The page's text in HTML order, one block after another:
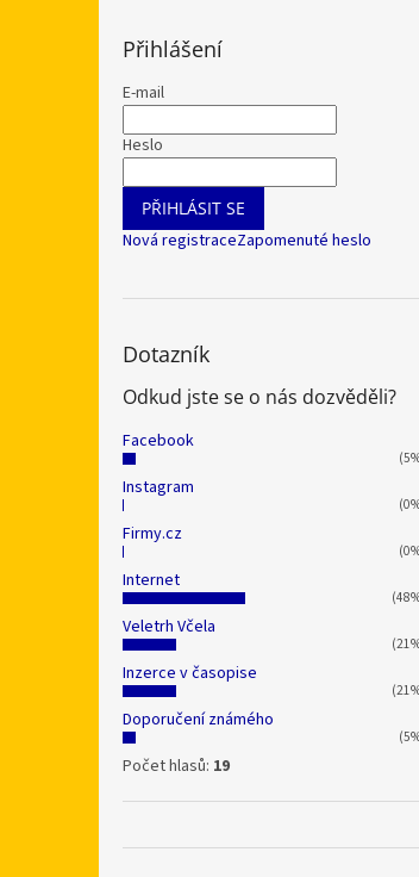
Přihlášení
E-mail
Heslo
PŘIHLÁSIT SE
Nová registraceZapomenuté heslo
Dotazník
Odkud jste se o nás dozvěděli?
Facebook
Instagram
Firmy.cz
Internet
Veletrh Včela
Inzerce v časopise
Doporučení známého
Počet hlasů: 19